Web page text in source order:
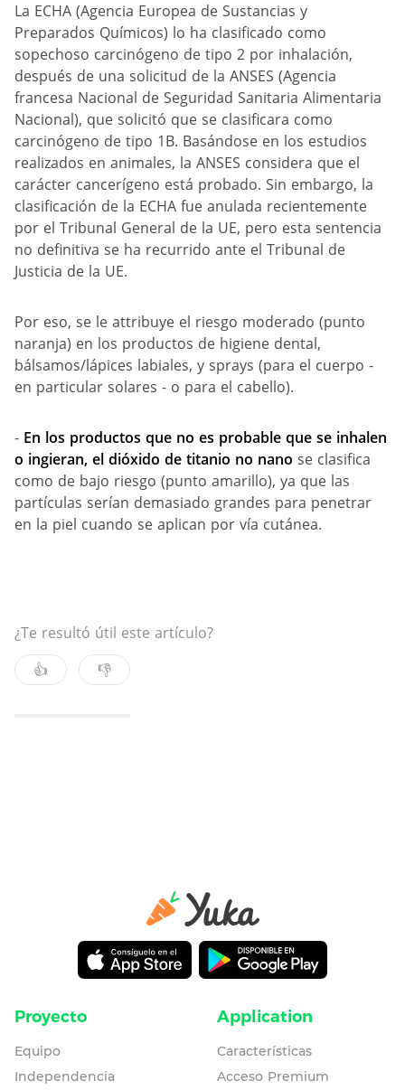
La ECHA (Agencia Europea de Sustancias y
Preparados Químicos) lo ha clasificado como
sopechoso carcinógeno de tipo 2 por inhalación,
después de una solicitud de la ANSES (Agencia
francesa Nacional de Seguridad Sanitaria Alimentaria
Nacional), que solicitó que se clasificara como
carcinógeno de tipo 1B. Basándose en los estudios
realizados en animales, la ANSES considera que el
carácter cancerígeno está probado. Sin embargo, la
clasificación de la ECHA fue anulada recientemente
por el Tribunal General de la UE, pero esta sentencia
no definitiva se ha recurrido ante el Tribunal de
Justicia de la UE.
Por eso, se le attribuye el riesgo moderado (punto
naranja) en los productos de higiene dental,
bálsamos/lápices labiales, y sprays (para el cuerpo -
en particular solares - o para el cabello).
- En los productos que no es probable que se inhalen
o ingieran, el dióxido de titanio no nano se clasifica
como de bajo riesgo (punto amarillo), ya que las
partículas serían demasiado grandes para penetrar
en la piel cuando se aplican por vía cutánea.
¿Te resultó útil este artículo?
👍
👎
Proyecto
Equipo
Independencia
Application
Características
Acceso Premium